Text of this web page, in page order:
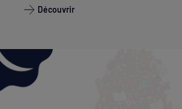
Découvrir